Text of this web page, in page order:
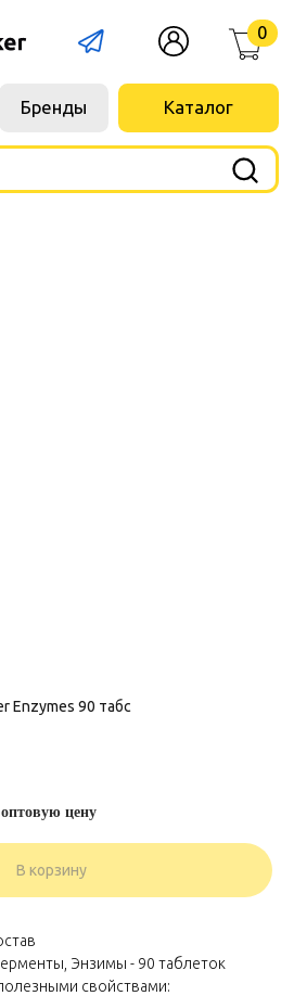
Enzymes 90 табс
цену
В корзину
Энзимы - 90 таблеток
свойствами: